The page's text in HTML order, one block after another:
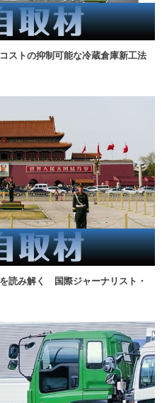
ストの抑制可能な冷蔵倉庫新工法
読み解く 国際ジャーナリスト・